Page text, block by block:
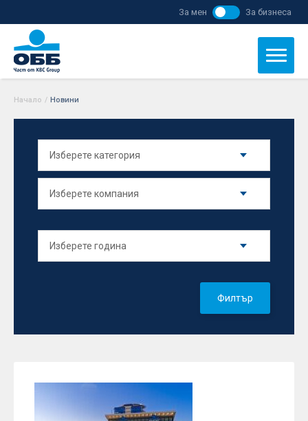
За мен За бизнеса
Начало / Новини
Филтър